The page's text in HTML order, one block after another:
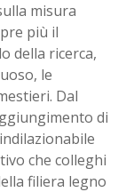
misura
più il
della ricerca,
le
Dal
di
che colleghi
filiera legno